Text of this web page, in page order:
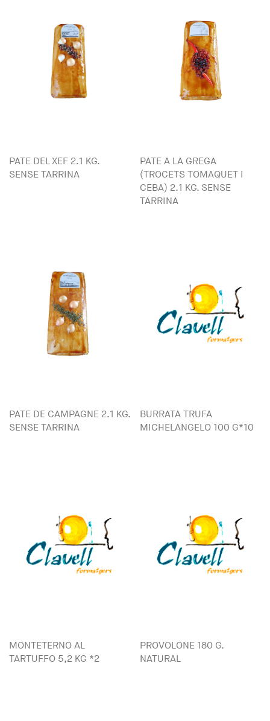
PATE DEL XEF 2.1 KG.
SENSE TARRINA
PATE A LA GREGA
(TROCETS TOMAQUET I
CEBA) 2.1 KG. SENSE
TARRINA
PATE DE CAMPAGNE 2.1 KG.
SENSE TARRINA
BURRATA TRUFA
MICHELANGELO 100 G*10
MONTETERNO AL
TARTUFFO 5,2 KG *2
PROVOLONE 180 G.
NATURAL